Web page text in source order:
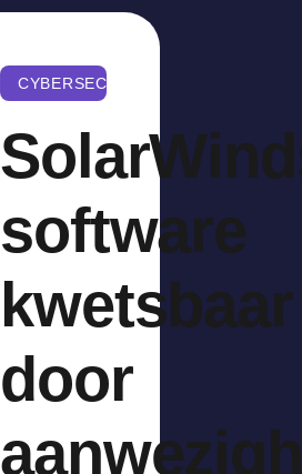
CYBERSECURITY
software
kwetsbaar
door